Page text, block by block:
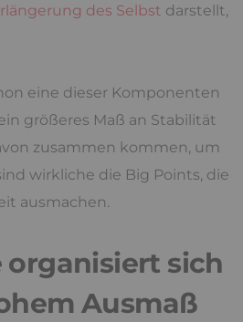
des Selbst darstellt,
eine dieser Komponenten
größeres Maß an Stabilität
zusammen kommen, um
wirkliche die Big Points, die
ausmachen.
organisiert sich
Ausmaß